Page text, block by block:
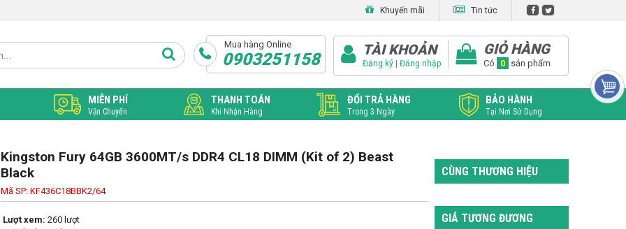
Khuyến mãi Tin tức
Mua hàng Online
0903251158 TÀI KHOẢN
Đăng ký | Đăng nhập
GIỎ HÀNG
Có 0 sản phẩm
MIỄN PHÍ
Vận Chuyển
THANH TOÁN
Khi Nhận Hàng
ĐỔI TRẢ HÀNG
Trong 3 Ngày
BẢO HÀNH
Tại Nơi Sử Dụng
Kingston Fury 64GB 3600MT/s DDR4 CL18 DIMM (Kit of 2) Beast
Black
Mã SP: KF436C18BBK2/64
Lượt xem: 260 lượt
CÙNG THƯƠNG HIỆU
GIÁ TƯƠNG ĐƯƠNG